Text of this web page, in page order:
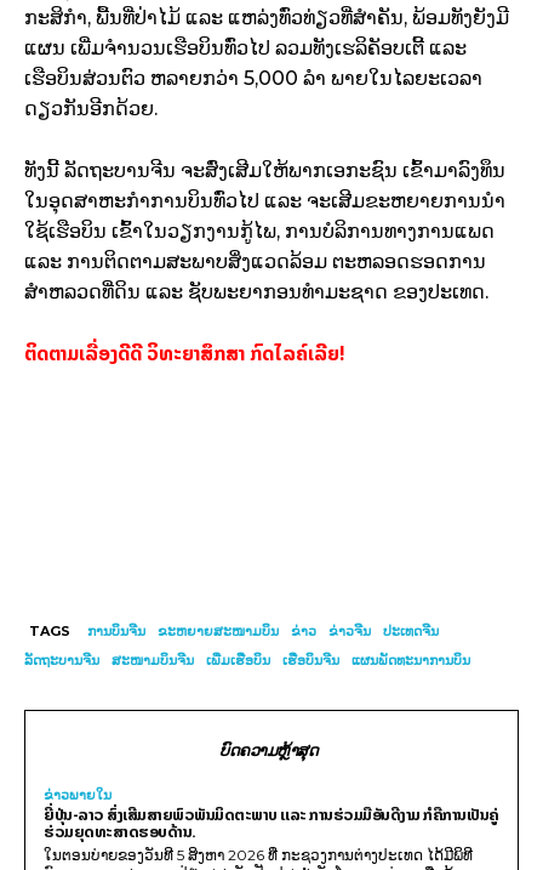
ກະສິກຳ, ພື້ນທີ່ປ່າໄມ້ ແລະ ແຫລ່ງທົ່ວທ່ຽວທີ່ສຳຄັນ, ພ້ອມທັງຍັງມີ
ແຜນ ເພີ່ມຈຳນວນເຮືອບິນທົ່ວໄປ ລວມທັງເຮລິຄັອບເຕີ້ ແລະ
ເຮືອບິນສ່ວນຕົວ ຫລາຍກວ່າ 5,000 ລຳ ພາຍໃນໄລຍະເວລາ
ດຽວກັນອີກດ້ວຍ.
ທັງນີ້ ລັດຖະບານຈີນ ຈະສົ່ງເສີມໃຫ້ພາກເອກະຊົນ ເຂົ້າມາລົງທຶນ
ໃນອຸດສາຫະກຳການບິນທົ່ວໄປ ແລະ ຈະເສີມຂະຫຍາຍການນຳ
ໃຊ້ເຮືອບິນ ເຂົ້າໃນວຽກງານກູ້ໄພ, ການບໍລິການທາງການແພດ
ແລະ ການຕິດຕາມສະພາບສິ່ງແວດລ້ອມ ຕະຫລອດຮອດການ
ສຳຫລວດທີ່ດິນ ແລະ ຊັບພະຍາກອນທຳມະຊາດ ຂອງປະເທດ.
ຕິດຕາມເລື່ອງດີດີ ວິທະຍາສຶກສາ ກົດໄລຄ໌ເລີຍ!
TAGS ການບິນຈີນ ຂະຫຍາຍສະໜາມບິນ ຂ່າວ ຂ່າວຈີນ
ປະເທດຈີນ
ລັດຖະບານຈີນ
ສະໜາມບິນຈີນ ເພີ່ມເຮືອບິນ ເຮືອບິນຈີນ ແຜນພັດທະນາການບິນ
ບົດຄວາມຫຼ້າສຸດ
ຂ່າວພາຍ​ໃນ
ຍີ່ປຸ່ນ-ລາວ ສົ່ງເສີມສາຍພົວພັນມິດຕະພາບ ແລະ ການຮ່ວມມືອັນດີງາມ ກໍຄືການເປັນຄູ່
ຮ່ວມຍຸດທະສາດຮອບດ້ານ.
ໃນຕອນບ່າຍຂອງວັນທີ 5 ສິງຫາ 2026 ທີ່ ກະຊວງການຕ່າງປະເທດ ໄດ້ມີພິທີ